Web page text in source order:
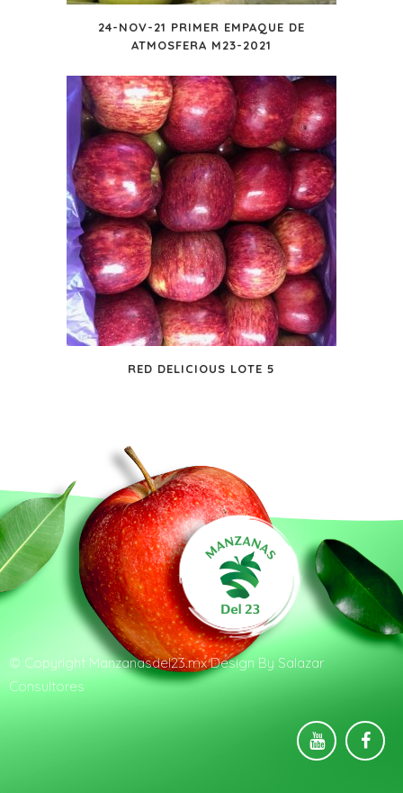
24-NOV-21 PRIMER EMPAQUE DE
ATMOSFERA M23-2021
RED DELICIOUS LOTE 5
© Copyright Manzanasdel23.mxDesign By Salazar
Consultores